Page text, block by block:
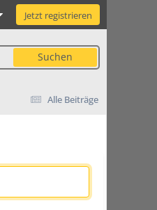
Jetzt registrieren
Suchen
Alle Beiträge